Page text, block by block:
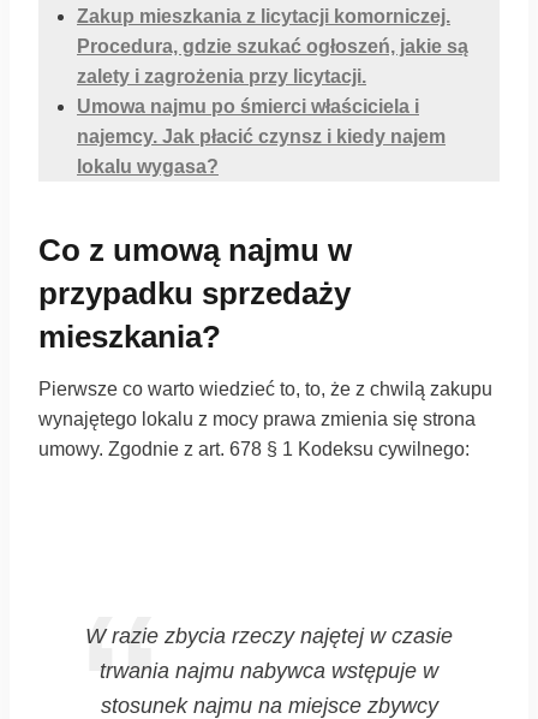
Zakup mieszkania z licytacji komorniczej.
Procedura, gdzie szukać ogłoszeń, jakie są
zalety i zagrożenia przy licytacji.
Umowa najmu po śmierci właściciela i
najemcy. Jak płacić czynsz i kiedy najem
lokalu wygasa?
Co z umową najmu w
przypadku sprzedaży
mieszkania?
Pierwsze co warto wiedzieć to, to, że z chwilą zakupu
wynajętego lokalu z mocy prawa zmienia się strona
umowy. Zgodnie z art. 678 § 1 Kodeksu cywilnego:
W razie zbycia rzeczy najętej w czasie
trwania najmu nabywca wstępuje w
stosunek najmu na miejsce zbywcy